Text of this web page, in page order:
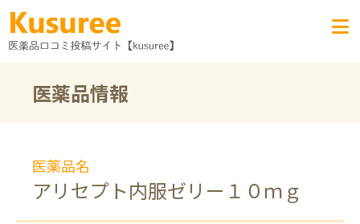
医薬品情報
医薬品名
アリセプト内服ゼリー１０ｍｇ